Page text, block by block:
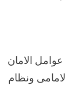
الامان
ونظام